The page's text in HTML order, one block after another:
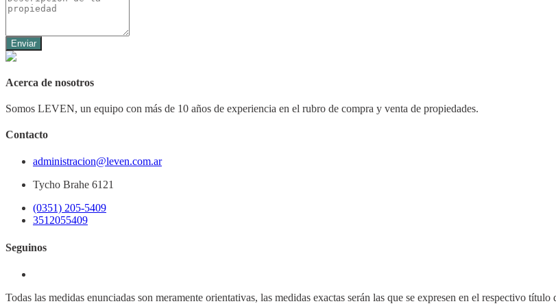
Enviar
Acerca de nosotros
Somos LEVEN, un equipo con más de 10 años de experiencia en el rubro de compra y venta de propiedades.
Contacto
administracion@leven.com.ar
Tycho Brahe 6121
(0351) 205-5409
3512055409
Seguinos
Todas las medidas enunciadas son meramente orientativas, las medidas exactas serán las que se expresen en el respectivo